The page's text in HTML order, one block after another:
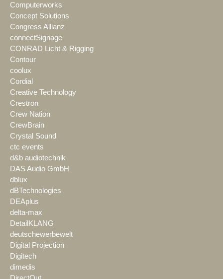
Computerworks
Concept Solutions
Congress Allianz
connectSignage
CONRAD Licht & Rigging
Contour
coolux
Cordial
Creative Technology
Crestron
Crew Nation
CrewBrain
Crystal Sound
ctc events
d&b audiotechnik
DAS Audio GmbH
dblux
dBTechnologies
DEAplus
delta-max
DetailKLANG
deutschewerbewelt
Digital Projection
Digitech
dimedis